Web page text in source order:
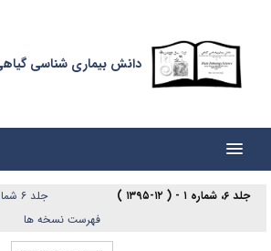
دانش بیماری شناسی گیاهی
جلد ۶، شماره ۱ - ( ۱۲-۱۳۹۵ ) جلد ۶ شماره ۱ صفحات ۱۱-۱
فهرست نسخه ها